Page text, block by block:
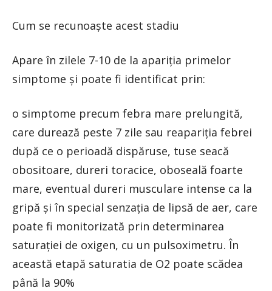
Cum se recunoaște acest stadiu
Apare în zilele 7-10 de la apariția primelor
simptome și poate fi identificat prin:
o simptome precum febra mare prelungită,
care durează peste 7 zile sau reapariția febrei
după ce o perioadă dispăruse, tuse seacă
obositoare, dureri toracice, oboseală foarte
mare, eventual dureri musculare intense ca la
gripă și în special senzația de lipsă de aer, care
poate fi monitorizată prin determinarea
saturației de oxigen, cu un pulsoximetru. În
această etapă saturatia de O2 poate scădea
până la 90%